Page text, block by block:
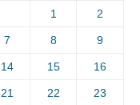
1 2
7 8 9
14 15 16
21 22 23